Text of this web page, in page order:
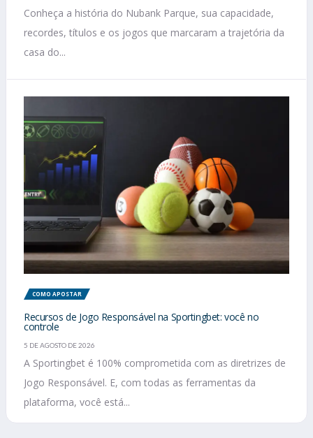
Conheça a história do Nubank Parque, sua capacidade,
recordes, títulos e os jogos que marcaram a trajetória da
casa do...
COMO APOSTAR
Recursos de Jogo Responsável na Sportingbet: você no
controle
5 DE AGOSTO DE 2026
A Sportingbet é 100% comprometida com as diretrizes de
Jogo Responsável. E, com todas as ferramentas da
plataforma, você está...